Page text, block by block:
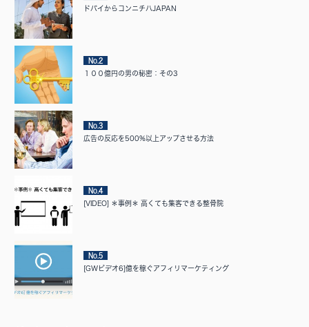
ドバイからコンニチハJAPAN
No.2
１００億円の男の秘密：その3
No.3
広告の反応を500%以上アップさせる方法
No.4
[VIDEO] ＊事例＊ 高くても集客できる整骨院
No.5
[GWビデオ6]億を稼ぐアフィリマーケティング